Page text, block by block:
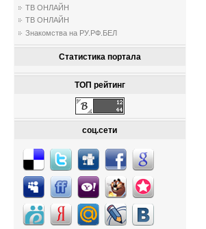
ТВ ОНЛАЙН
ТВ ОНЛАЙН
Знакомства на РУ.РФ.БЕЛ
Статистика портала
ТОП рейтинг
соц.сети